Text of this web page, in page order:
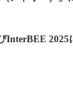
InterBEE